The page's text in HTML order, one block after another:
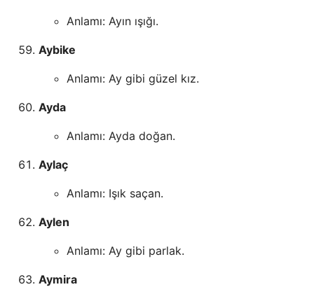
Anlamı: Ayın ışığı.
Aybike
Anlamı: Ay gibi güzel kız.
Ayda
Anlamı: Ayda doğan.
Aylaç
Anlamı: Işık saçan.
Aylen
Anlamı: Ay gibi parlak.
Aymira